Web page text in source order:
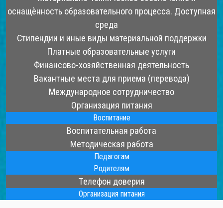
оснащѐнность образовательного процесса. Доступная
среда
Стипендии и иные виды материальной поддержки
Платные образовательные услуги
Финансово-хозяйственная деятельность
Вакантные места для приема (перевода)
Международное сотрудничество
Организация питания
Воспитание
Воспитательная работа
Методическая работа
Педагогам
Родителям
Телефон доверия
Организация питания